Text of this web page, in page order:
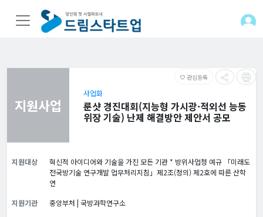
favorite_border 관심등록
지원사업
사업화
룬샷 경진대회(지능형 가시광·적외선 능동
위장 기술) 난제 해결방안 제안서 공모
지원대상
혁신적 아이디어와 기술을 가진 모든 기관 * 방위사업청 예규 「미래도
전국방기술 연구개발 업무처리지침」제2조(정의) 제2호에 따른 산학
연
지원기관
중앙부처 | 국방과학연구소